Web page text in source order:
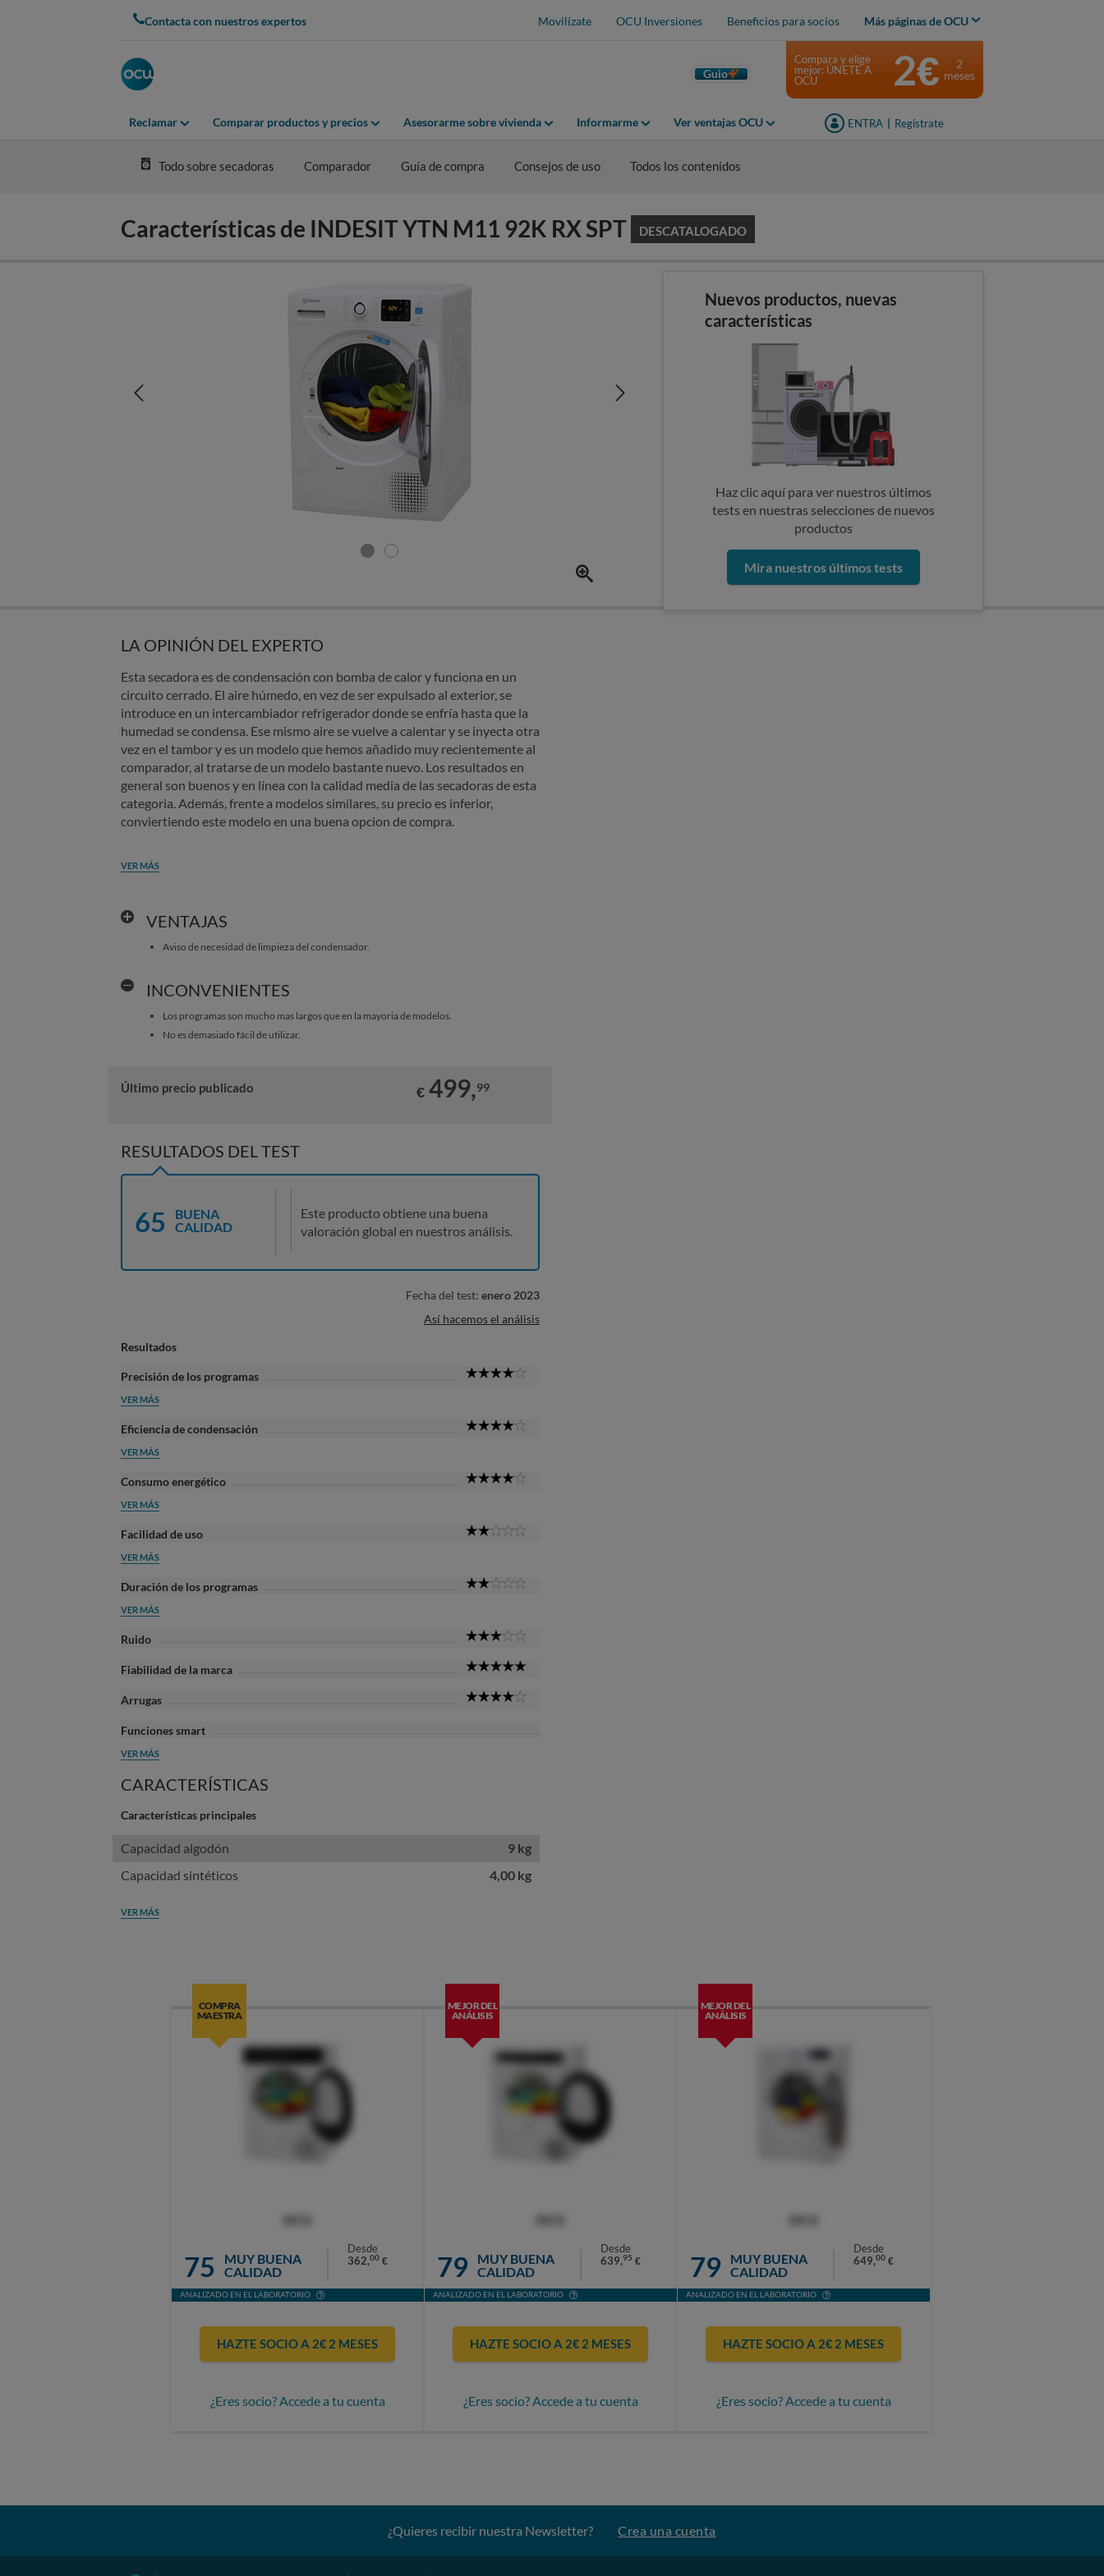
Contacta con nuestros expertos Movilízate OCU Inversiones Beneficios para socios Más páginas de OCU
Guio
Reclamar Comparar productos y precios Asesorarme sobre vivienda Informarme Ver ventajas OCU ENTRA Regístrate
Compara y elige
mejor: ÚNETE A
OCU
2€
2
meses
Todo sobre secadoras Comparador Guía de compra Consejos de uso Todos los contenidos
Características de INDESIT YTN M11 92K RX SPT DESCATALOGADO
Nuevos productos, nuevas
características
Haz clic aquí para ver nuestros últimos
tests en nuestras selecciones de nuevos
productos
Mira nuestros últimos tests
LA OPINIÓN DEL EXPERTO
Esta secadora es de condensación con bomba de calor y funciona en un
circuito cerrado. El aire húmedo, en vez de ser expulsado al exterior, se
introduce en un intercambiador refrigerador donde se enfría hasta que la
humedad se condensa. Ese mismo aire se vuelve a calentar y se inyecta otra
vez en el tambor y es un modelo que hemos añadido muy recientemente al
comparador, al tratarse de un modelo bastante nuevo. Los resultados en
general son buenos y en línea con la calidad media de las secadoras de esta
categoria. Además, frente a modelos similares, su precio es inferior,
conviertiendo este modelo en una buena opcion de compra.
VER MÁS
VENTAJAS
Aviso de necesidad de limpieza del condensador.
INCONVENIENTES
Los programas son mucho mas largos que en la mayoria de modelos.
No es demasiado fácil de utilizar.
Último precio publicado € 499,99
RESULTADOS DEL TEST
65
BUENA
CALIDAD
Este producto obtiene una buena
valoración global en nuestros análisis.
Fecha del test: enero 2023
Así hacemos el análisis
Resultados
Precisión de los programas
VER MÁS
Eficiencia de condensación
VER MÁS
Consumo energético
VER MÁS
Facilidad de uso
VER MÁS
Duración de los programas
VER MÁS
Ruido
Fiabilidad de la marca
Arrugas
Funciones smart
VER MÁS
CARACTERÍSTICAS
Características principales
Capacidad algodón
9 kg
Capacidad sintéticos
4,00 kg
VER MÁS
COMPRA
MAESTRA
75
MUY BUENA
CALIDAD
Desde
362,00 €
ANALIZADO EN EL LABORATORIO
HAZTE SOCIO A 2€ 2 MESES
¿Eres socio? Accede a tu cuenta
MEJOR DEL
ANÁLISIS
79
MUY BUENA
CALIDAD
Desde
639,95 €
ANALIZADO EN EL LABORATORIO
HAZTE SOCIO A 2€ 2 MESES
¿Eres socio? Accede a tu cuenta
MEJOR DEL
ANÁLISIS
79
MUY BUENA
CALIDAD
Desde
649,00 €
ANALIZADO EN EL LABORATORIO
HAZTE SOCIO A 2€ 2 MESES
¿Eres socio? Accede a tu cuenta
¿Quieres recibir nuestra Newsletter? Crea una cuenta